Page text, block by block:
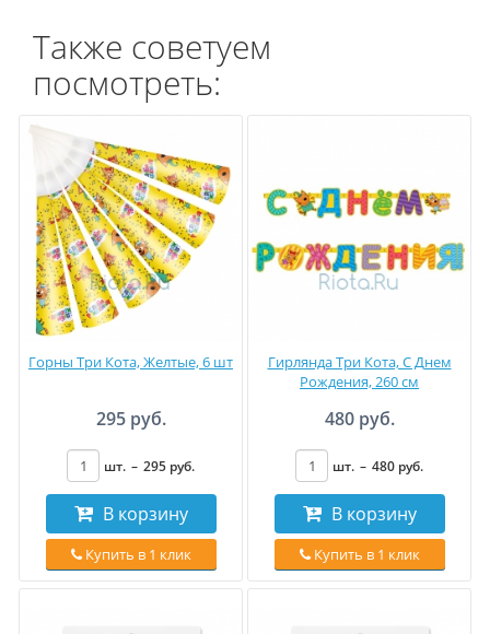
Также советуем
посмотреть:
Горны Три Кота, Желтые, 6 шт
295 руб.
шт. – 295 руб.
В корзину
Купить в 1 клик
Гирлянда Три Кота, С Днем
Рождения, 260 см
480 руб.
шт. – 480 руб.
В корзину
Купить в 1 клик